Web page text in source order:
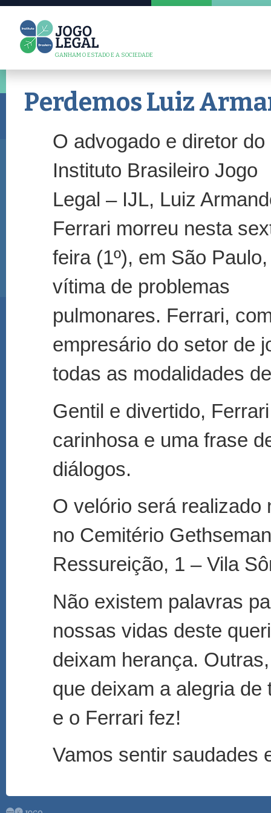
GANHAM O ESTADO E A SOCIEDADE
Perdemos Luiz
O advogado e diretor do
Instituto Brasileiro Jogo
Legal – IJL, Luiz
Ferrari morreu nesta
feira (1º), em São Paulo,
vítima de problemas
pulmonares. Ferrari,
empresário do setor de
todas as modalidades
Gentil e divertido,
carinhosa e uma frase
diálogos.
O velório será realizado
no Cemitério
Ressureição, 1 – Vila
Não existem palavras
nossas vidas deste
deixam herança.
que deixam a alegria
e o Ferrari fez!
Vamos sentir saudades